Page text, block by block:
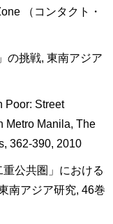
（コンタクト・
の挑戦, 東南アジア
Poor: Street
Metro Manila, The
362-390, 2010
公共圏」における
南アジア研究, 46巻